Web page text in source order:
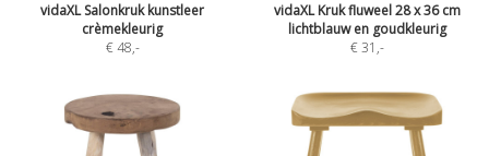
vidaXL Salonkruk kunstleer
crèmekleurig
€ 48,-
vidaXL Kruk fluweel 28 x 36 cm
lichtblauw en goudkleurig
€ 31 ,-